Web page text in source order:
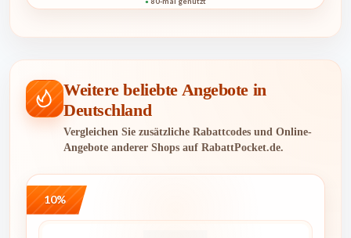
Weitere beliebte Angebote in
Deutschland
Vergleichen Sie zusätzliche Rabattcodes und Online-
Angebote anderer Shops auf RabattPocket.de.
10%